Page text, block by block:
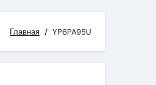
отдыха
Главная YP6PA95U